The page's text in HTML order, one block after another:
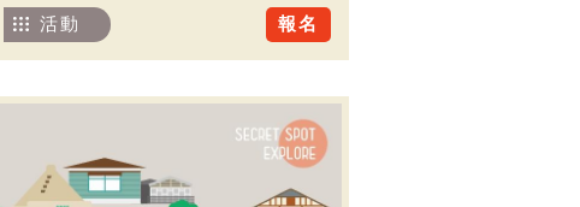
報名
活動